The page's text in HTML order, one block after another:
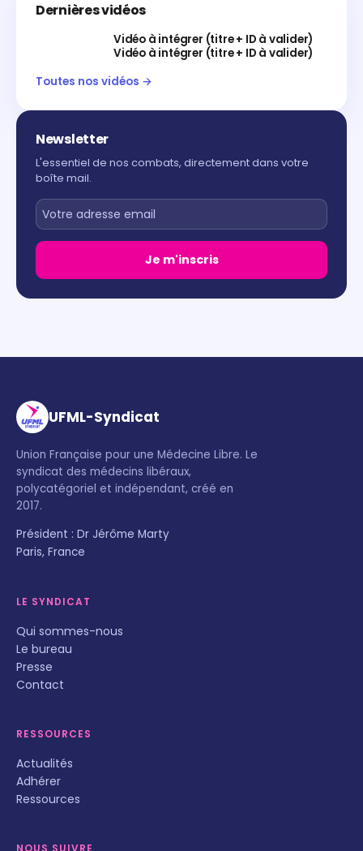
Dernières vidéos
Vidéo à intégrer (titre + ID à valider)
Vidéo à intégrer (titre + ID à valider)
Toutes nos vidéos →
Newsletter
L'essentiel de nos combats, directement dans votre
boîte mail.
Je m'inscris
UFML-Syndicat
Union Française pour une Médecine Libre. Le
syndicat des médecins libéraux,
polycatégoriel et indépendant, créé en
2017.
Président : Dr Jérôme Marty
Paris, France
LE SYNDICAT
Qui sommes-nous
Le bureau
Presse
Contact
RESSOURCES
Actualités
Adhérer
Ressources
NOUS SUIVRE